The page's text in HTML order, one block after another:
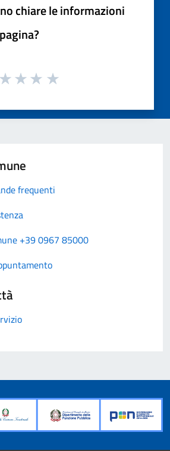
chiare le informazioni
frequenti
+39 0967 85000